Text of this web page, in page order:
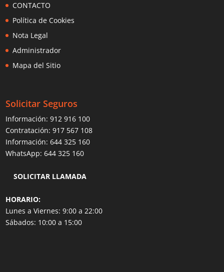
CONTACTO
Política de Cookies
Nota Legal
Administrador
Mapa del Sitio
Solicitar Seguros
Información:912 916 100
Contratación:917 567 108
Información:644 325 160
WhatsApp:644 325 160
SOLICITAR LLAMADA
HORARIO:
Lunes a Viernes: 9:00 a 22:00
Sábados: 10:00 a 15:00